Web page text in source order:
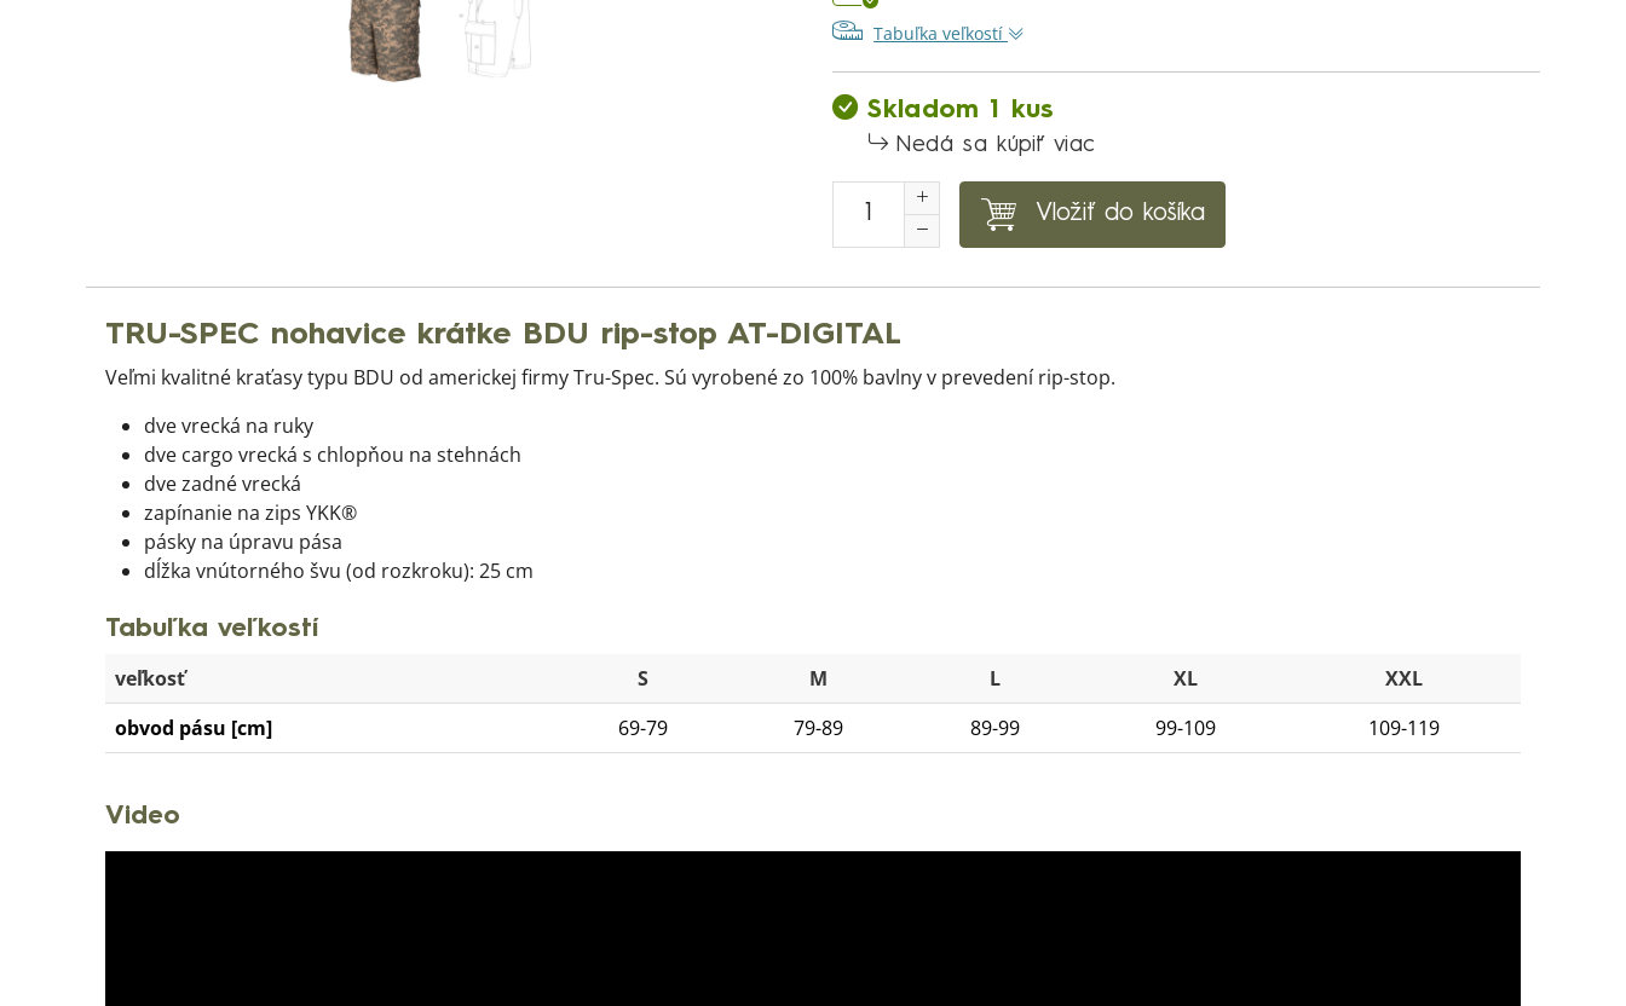
Tabuľka veľkostí
Skladom 1 kus
Nedá sa kúpiť viac
Vložiť do košíka
TRU-SPEC nohavice krátke BDU rip-stop AT-DIGITAL
Veľmi kvalitné kraťasy typu BDU od americkej firmy Tru-Spec. Sú vyrobené zo 100% bavlny v prevedení rip-stop.
dve vrecká na ruky
dve cargo vrecká s chlopňou na stehnách
dve zadné vrecká
zapínanie na zips YKK®
pásky na úpravu pása
dĺžka vnútorného švu (od rozkroku): 25 cm
Tabuľka veľkostí
veľkosť S M L XL
XXL
obvod pásu [cm]
69-79 79-89 89-99 99-109 109-119
Video